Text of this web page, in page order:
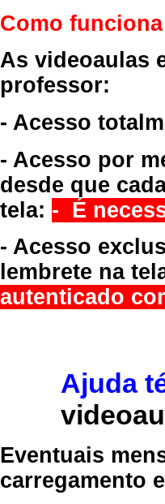
Como
As videoaulas
professor:
- Acesso
- Acesso por
desde que
tela: - É
- Acesso
lembrete na
autenticado
Ajuda
Eventuais
carregamento